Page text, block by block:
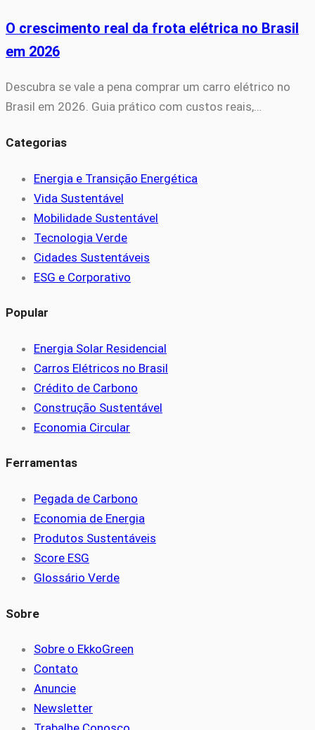
O crescimento real da frota elétrica no Brasil
em 2026
Descubra se vale a pena comprar um carro elétrico no
Brasil em 2026. Guia prático com custos reais,…
Categorias
Energia e Transição Energética
Vida Sustentável
Mobilidade Sustentável
Tecnologia Verde
Cidades Sustentáveis
ESG e Corporativo
Popular
Energia Solar Residencial
Carros Elétricos no Brasil
Crédito de Carbono
Construção Sustentável
Economia Circular
Ferramentas
Pegada de Carbono
Economia de Energia
Produtos Sustentáveis
Score ESG
Glossário Verde
Sobre
Sobre o EkkoGreen
Contato
Anuncie
Newsletter